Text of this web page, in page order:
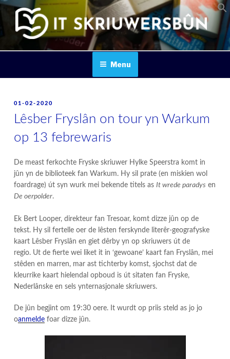
Skip
content
IT SKRIUWERSBOUN
Menu
POSTED
01-02-2020
Lêsber Fryslân on tour yn Warkum
op 13 febrewaris
De meast ferkochte Fryske skriuwer Hylke Speerstra komt in
jûn yn de biblioteek fan Warkum. Hy sil prate (en miskien wol
foardrage) út syn wurk mei bekende titels as It wrede paradys en
De oerpolder.
Ek Bert Looper, direkteur fan Tresoar, komt dizze jûn op de
tekst. Hy sil fertelle oer de lêsten ferskynde literêr-geografyske
kaart Lêsber Fryslân en giet dêrby yn op skriuwers út de
regio. Ut de fierte wei liket it in ‘gewoane’ kaart fan Fryslân, mei
stêden en marren, mar ast tichterby komst, sjochst dat de
kleurrike kaart hielendal opboud is út sitaten fan Fryske,
Nederlânske en sels ynternasjonale skriuwers.
De jûn begjint om 19:30 oere. It wurdt op priis steld as jo jo
oanmelde foar dizze jûn.